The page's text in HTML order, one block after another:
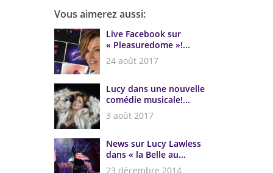
Vous aimerez aussi:
Live Facebook sur
« Pleasuredome »!...
24 août 2017
Lucy dans une nouvelle
comédie musicale!...
3 août 2017
News sur Lucy Lawless
dans « la Belle au...
23 décembre 2014